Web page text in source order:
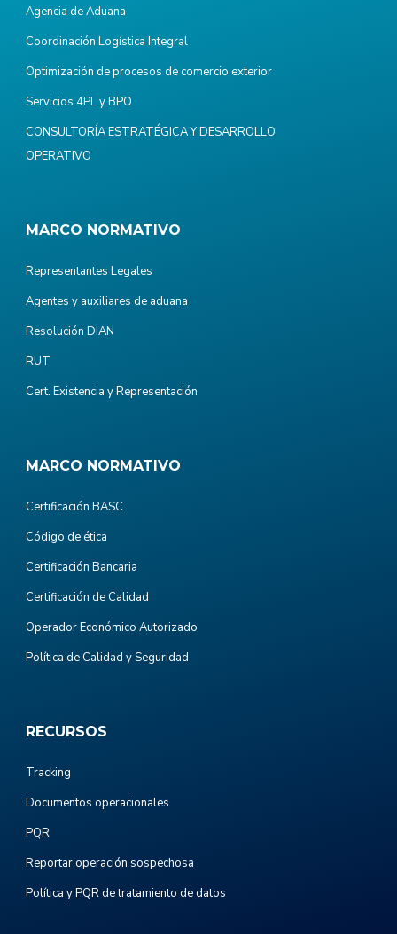
Agencia de Aduana
Coordinación Logística Integral
Optimización de procesos de comercio exterior
Servicios 4PL y BPO
CONSULTORÍA ESTRATÉGICA Y DESARROLLO
OPERATIVO
MARCO NORMATIVO
Representantes Legales
Agentes y auxiliares de aduana
Resolución DIAN
RUT
Cert. Existencia y Representación
MARCO NORMATIVO
Certificación BASC
Código de ética
Certificación Bancaria
Certificación de Calidad
Operador Económico Autorizado
Política de Calidad y Seguridad
RECURSOS
Tracking
Documentos operacionales
PQR
Reportar operación sospechosa
Política y PQR de tratamiento de datos